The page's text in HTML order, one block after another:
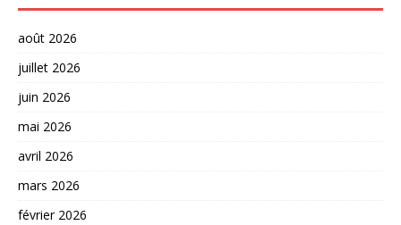
août 2026
juillet 2026
juin 2026
mai 2026
avril 2026
mars 2026
février 2026